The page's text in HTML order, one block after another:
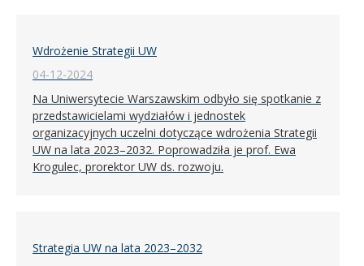
Wdrożenie Strategii UW
04-12-2024
Na Uniwersytecie Warszawskim odbyło się spotkanie z
przedstawicielami wydziałów i jednostek
organizacyjnych uczelni dotyczące wdrożenia Strategii
UW na lata 2023–2032. Poprowadziła je prof. Ewa
Krogulec, prorektor UW ds. rozwoju.
Strategia UW na lata 2023–2032